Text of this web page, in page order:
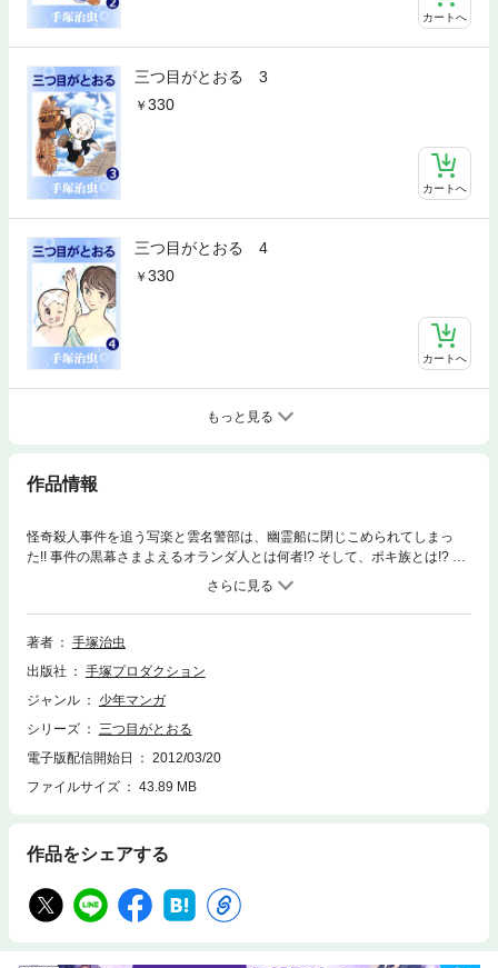
カートへ
三つ目がとおる 3
330
カートへ
三つ目がとおる 4
330
カートへ
もっと見る
作品情報
怪奇殺人事件を追う写楽と雲名警部は、幽霊船に閉じこめられてしまっ
た!! 事件の黒幕さまよえるオランダ人とは何者!? そして、ポキ族とは!? 深
まる謎に、三つ目の超能力がさえる! 話題の新伝奇ロマン第1弾!!
著者
手塚治虫
出版社
手塚プロダクション
ジャンル
少年マンガ
シリーズ
三つ目がとおる
電子版配信開始日
2012/03/20
ファイルサイズ
43.89 MB
作品をシェアする